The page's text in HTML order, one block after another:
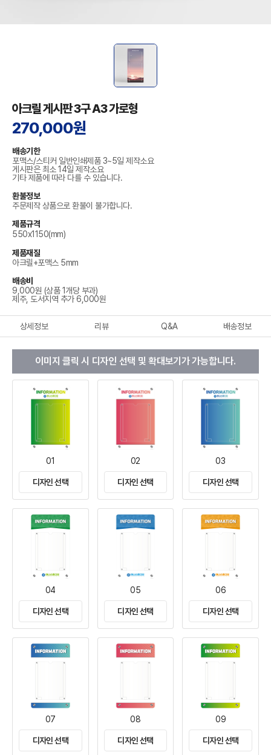
아크릴 게시판 3구 A3 가로형
270,000원
배송기한
포맥스/스티커 일반인쇄제품 3~5일 제작소요
게시판은 최소 14일 제작소요
기타 제품에 따라 다를 수 있습니다.
환불정보
주문제작 상품으로 환불이 불가합니다.
제품규격
550x1150(mm)
제품재질
아크릴+포맥스 5mm
배송비
9,000원 (상품 1개당 부과)
제주, 도서지역 추가 6,000원
상세정보 리뷰 Q&A 배송정보
이미지 클릭 시 디자인 선택 및 확대보기가 가능합니다.
01
디자인 선택
02
디자인 선택
03
디자인 선택
04
디자인 선택
05
디자인 선택
06
디자인 선택
07
디자인 선택
08
디자인 선택
09
디자인 선택